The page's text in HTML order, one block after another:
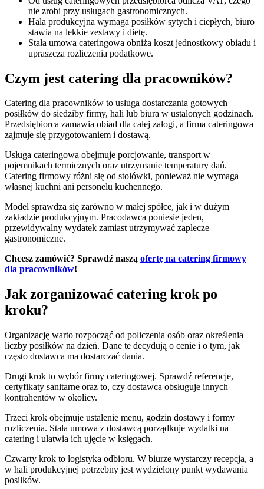
nie zrobi przy usługach gastronomicznych.
Hala produkcyjna wymaga posiłków sytych i ciepłych, biuro
stawia na lekkie zestawy i dietę.
Stała umowa cateringowa obniża koszt jednostkowy obiadu i
upraszcza rozliczenia podatkowe.
Czym jest catering dla pracowników?
Catering dla pracowników to usługa dostarczania gotowych
posiłków do siedziby firmy, hali lub biura w ustalonych godzinach.
Przedsiębiorca zamawia obiad dla całej załogi, a firma cateringowa
zajmuje się przygotowaniem i dostawą.
Usługa cateringowa obejmuje porcjowanie, transport w
pojemnikach termicznych oraz utrzymanie temperatury dań.
Catering firmowy różni się od stołówki, ponieważ nie wymaga
własnej kuchni ani personelu kuchennego.
Model sprawdza się zarówno w małej spółce, jak i w dużym
zakładzie produkcyjnym. Pracodawca poniesie jeden,
przewidywalny wydatek zamiast utrzymywać zaplecze
gastronomiczne.
Chcesz zamówić? Sprawdź naszą ofertę na catering firmowy
dla pracowników!
Jak zorganizować catering krok po
kroku?
Organizację warto rozpocząć od policzenia osób oraz określenia
liczby posiłków na dzień. Dane te decydują o cenie i o tym, jak
często dostawca ma dostarczać dania.
Drugi krok to wybór firmy cateringowej. Sprawdź referencje,
certyfikaty sanitarne oraz to, czy dostawca obsługuje innych
kontrahentów w okolicy.
Trzeci krok obejmuje ustalenie menu, godzin dostawy i formy
rozliczenia. Stała umowa z dostawcą porządkuje wydatki na
catering i ułatwia ich ujęcie w księgach.
Czwarty krok to logistyka odbioru. W biurze wystarczy recepcja, a
w hali produkcyjnej potrzebny jest wydzielony punkt wydawania
posiłków.